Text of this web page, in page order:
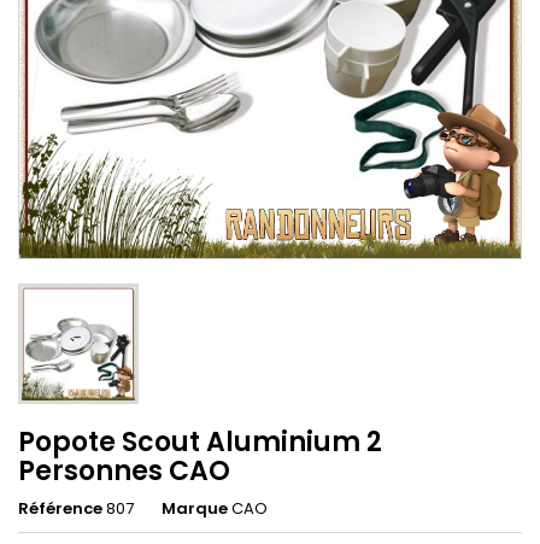
Popote Scout Aluminium 2
Personnes CAO
Référence807 MarqueCAO